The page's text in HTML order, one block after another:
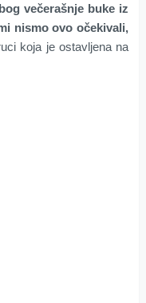
večerašnje buke iz
nismo ovo očekivali,
koja je ostavljena na